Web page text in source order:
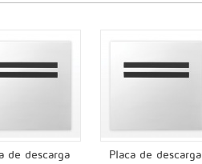
de descarga
Placa de descarga